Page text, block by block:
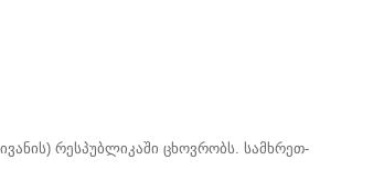
რესპუბლიკაში ცხოვრობს. სამხრეთ-